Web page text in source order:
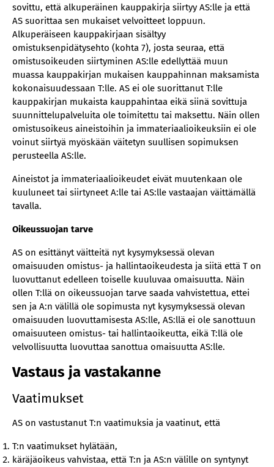
sovittu, että alkuperäinen kauppakirja siirtyy AS:lle ja että
AS suorittaa sen mukaiset velvoitteet loppuun.
Alkuperäiseen kauppakirjaan sisältyy
omistuksenpidätysehto (kohta 7), josta seuraa, että
omistusoikeuden siirtyminen AS:lle edellyttää muun
muassa kauppakirjan mukaisen kauppahinnan maksamista
kokonaisuudessaan T:lle. AS ei ole suorittanut T:lle
kauppakirjan mukaista kauppahintaa eikä siinä sovittuja
suunnittelupalveluita ole toimitettu tai maksettu. Näin ollen
omistusoikeus aineistoihin ja immateriaalioikeuksiin ei ole
voinut siirtyä myöskään väitetyn suullisen sopimuksen
perusteella AS:lle.
Aineistot ja immateriaalioikeudet eivät muutenkaan ole
kuuluneet tai siirtyneet A:lle tai AS:lle vastaajan väittämällä
tavalla.
Oikeussuojan tarve
AS on esittänyt väitteitä nyt kysymyksessä olevan
omaisuuden omistus- ja hallintaoikeudesta ja siitä että T on
luovuttanut edelleen toiselle kuuluvaa omaisuutta. Näin
ollen T:llä on oikeussuojan tarve saada vahvistettua, ettei
sen ja A:n välillä ole sopimusta nyt kysymyksessä olevan
omaisuuden luovuttamisesta AS:lle, AS:llä ei ole sanottuun
omaisuuteen omistus- tai hallintaoikeutta, eikä T:llä ole
velvollisuutta luovuttaa sanottua omaisuutta AS:lle.
Vastaus ja vastakanne
Vaatimukset
AS on vastustanut T:n vaatimuksia ja vaatinut, että
T:n vaatimukset hylätään,
käräjäoikeus vahvistaa, että T:n ja AS:n välille on syntynyt